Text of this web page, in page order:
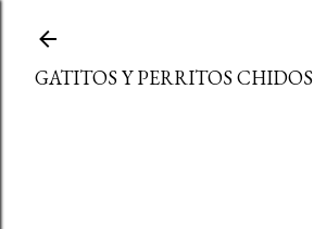
GATITOS Y PERRITOS CHIDOS